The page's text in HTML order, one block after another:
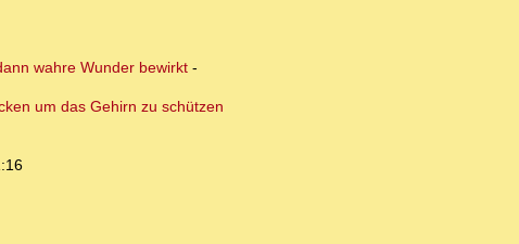
wahre Wunder bewirkt-
um das Gehirn zu schützen